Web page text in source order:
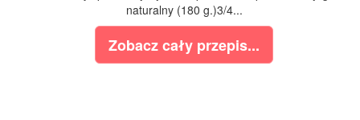
naturalny (180 g.)3/4...
Zobacz cały przepis...